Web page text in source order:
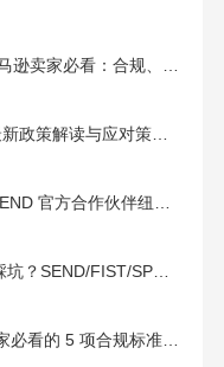
美国海运、关税、亚马逊FBA费用最新政策解读与应对策略（2026版）
2026亚马逊FBA头程物流怎么选不踩坑？SEND/FIST/SPN官方认证物流商，只有这家敢承诺“准达率第一”
美国 301 关税 7 月落地：亚马逊卖家必看的 5 项合规标准与稳交付方案